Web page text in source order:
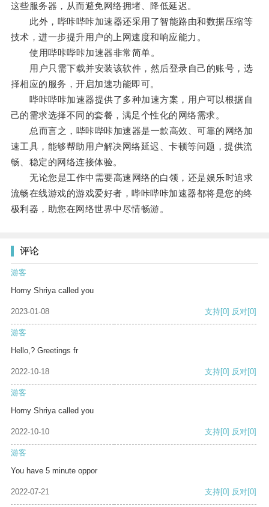
这些服务器，从而避免网络拥堵、降低延迟。
此外，哔咔哔咔加速器还采用了智能路由和数据压缩等
技术，进一步提升用户的上网速度和响应能力。
使用哔咔哔咔加速器非常简单。
用户只需下载并安装该软件，然后登录自己的账号，选
择相应的服务，开启加速功能即可。
哔咔哔咔加速器提供了多种加速方案，用户可以根据自
己的需求选择不同的套餐，满足个性化的网络需求。
总而言之，哔咔哔咔加速器是一款高效、可靠的网络加
速工具，能够帮助用户解决网络延迟、卡顿等问题，提供流
畅、稳定的网络连接体验。
无论您是工作中需要高速网络的白领，还是娱乐时追求
流畅在线游戏的游戏爱好者，哔咔哔咔加速器都将是您的终
极利器，助您在网络世界中尽情畅游。
评论
游客
Horny Shriya called you
2023-01-08 支持[0] 反对[0]
游客
Hello,? Greetings fr
2022-10-18 支持[0] 反对[0]
游客
Horny Shriya called you
2022-10-10 支持[0] 反对[0]
游客
You have 5 minute oppor
2022-07-21 支持[0] 反对[0]